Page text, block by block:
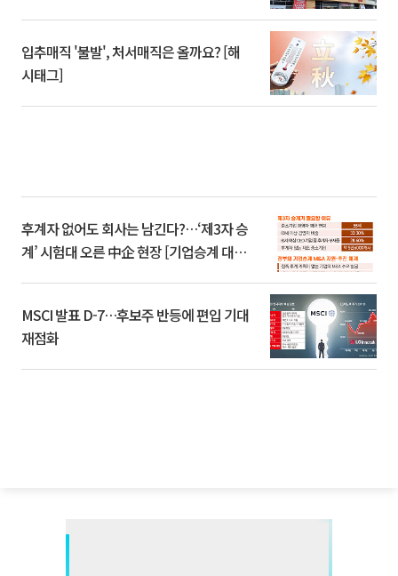
입추매직 '불발', 처서매직은 올까요? [해
시태그]
후계자 없어도 회사는 남긴다?…‘제3자 승
계’ 시험대 오른 中企 현장 [기업승계 대전
MSCI 발표 D-7…후보주 반등에 편입 기대
재점화